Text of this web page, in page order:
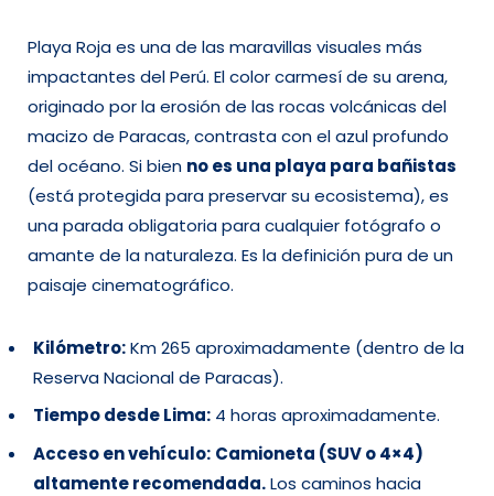
Playa Roja es una de las maravillas visuales más
impactantes del Perú. El color carmesí de su arena,
originado por la erosión de las rocas volcánicas del
macizo de Paracas, contrasta con el azul profundo
del océano. Si bien no es una playa para bañistas
(está protegida para preservar su ecosistema), es
una parada obligatoria para cualquier fotógrafo o
amante de la naturaleza. Es la definición pura de un
paisaje cinematográfico.
Kilómetro:Km 265 aproximadamente (dentro de la
Reserva Nacional de Paracas).
Tiempo desde Lima: 4 horas aproximadamente.
Acceso en vehículo: Camioneta (SUV o 4×4)
altamente recomendada.Los caminos hacia